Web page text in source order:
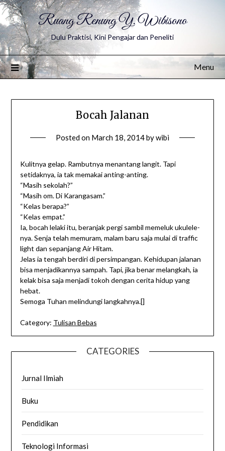
Ruang Renung Y. Wibisono
Dulu Praktisi, Kini Pengajar dan Peneliti
Menu
Bocah Jalanan
Posted on March 18, 2014bywibi
Kulitnya gelap. Rambutnya menantang langit. Tapi
setidaknya, ia tak memakai anting-anting.
“Masih sekolah?”
“Masih om. Di Karangasam.”
“Kelas berapa?”
“Kelas empat.”
Ia, bocah lelaki itu, beranjak pergi sambil memeluk ukulele-
nya. Senja telah memuram, malam baru saja mulai di traffic
light dan sepanjang Air Hitam.
Jelas ia tengah berdiri di persimpangan. Kehidupan jalanan
bisa menjadikannya sampah. Tapi, jika benar melangkah, ia
kelak bisa saja menjadi tokoh dengan cerita hidup yang
hebat.
Semoga Tuhan melindungi langkahnya.[]
Category: Tulisan Bebas
CATEGORIES
Jurnal Ilmiah
Buku
Pendidikan
Teknologi Informasi